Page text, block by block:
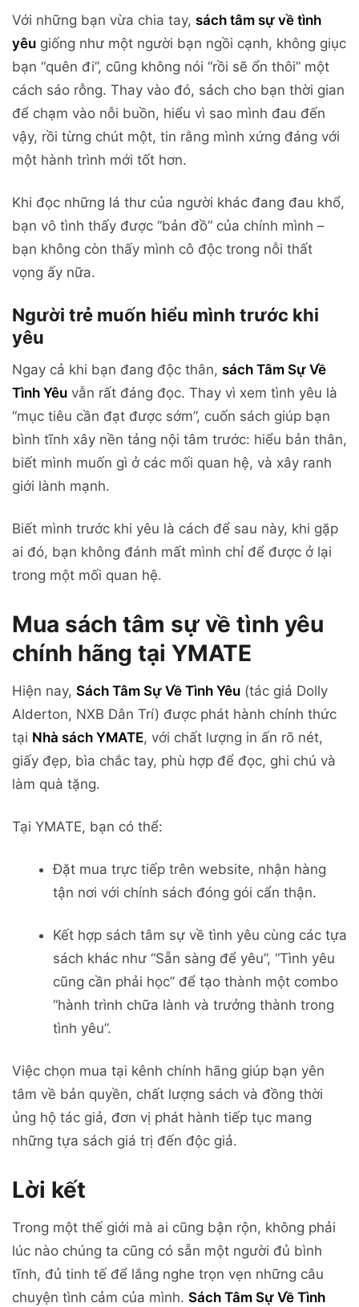
Với những bạn vừa chia tay, sách tâm sự về tình
yêu giống như một người bạn ngồi cạnh, không giục
bạn “quên đi”, cũng không nói “rồi sẽ ổn thôi” một
cách sáo rỗng. Thay vào đó, sách cho bạn thời gian
để chạm vào nỗi buồn, hiểu vì sao mình đau đến
vậy, rồi từng chút một, tin rằng mình xứng đáng với
một hành trình mới tốt hơn.
Khi đọc những lá thư của người khác đang đau khổ,
bạn vô tình thấy được “bản đồ” của chính mình –
bạn không còn thấy mình cô độc trong nỗi thất
vọng ấy nữa.
Người trẻ muốn hiểu mình trước khi
yêu
Ngay cả khi bạn đang độc thân, sách Tâm Sự Về
Tình Yêu vẫn rất đáng đọc. Thay vì xem tình yêu là
“mục tiêu cần đạt được sớm”, cuốn sách giúp bạn
bình tĩnh xây nền tảng nội tâm trước: hiểu bản thân,
biết mình muốn gì ở các mối quan hệ, và xây ranh
giới lành mạnh.
Biết mình trước khi yêu là cách để sau này, khi gặp
ai đó, bạn không đánh mất mình chỉ để được ở lại
trong một mối quan hệ.
Mua sách tâm sự về tình yêu
chính hãng tại YMATE
Hiện nay, Sách Tâm Sự Về Tình Yêu (tác giả Dolly
Alderton, NXB Dân Trí) được phát hành chính thức
tại Nhà sách YMATE, với chất lượng in ấn rõ nét,
giấy đẹp, bìa chắc tay, phù hợp để đọc, ghi chú và
làm quà tặng.
Tại YMATE, bạn có thể:
Đặt mua trực tiếp trên website, nhận hàng
tận nơi với chính sách đóng gói cẩn thận.
Kết hợp sách tâm sự về tình yêu cùng các tựa
sách khác như “Sẵn sàng để yêu”, “Tình yêu
cũng cần phải học” để tạo thành một combo
“hành trình chữa lành và trưởng thành trong
tình yêu”.
Việc chọn mua tại kênh chính hãng giúp bạn yên
tâm về bản quyền, chất lượng sách và đồng thời
ủng hộ tác giả, đơn vị phát hành tiếp tục mang
những tựa sách giá trị đến độc giả.
Lời kết
Trong một thế giới mà ai cũng bận rộn, không phải
lúc nào chúng ta cũng có sẵn một người đủ bình
tĩnh, đủ tinh tế để lắng nghe trọn vẹn những câu
chuyện tình cảm của mình. Sách Tâm Sự Về Tình